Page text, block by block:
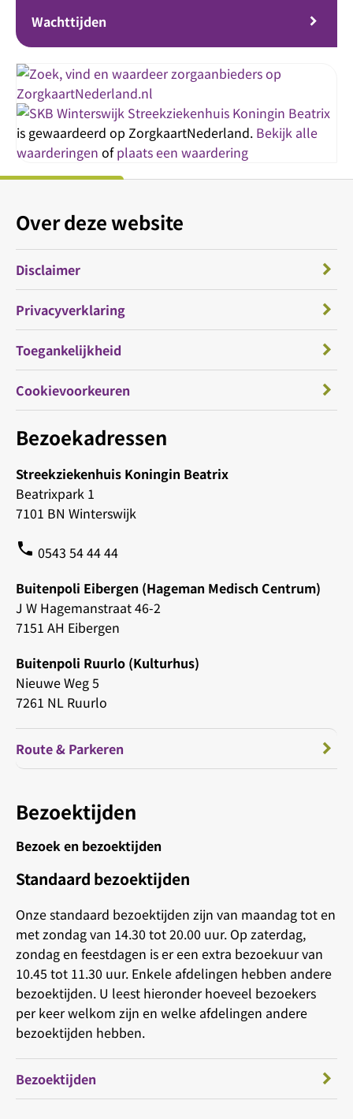
Wachttijden
Streekziekenhuis Koningin Beatrix
is gewaardeerd op ZorgkaartNederland. Bekijk alle
waarderingen ofplaats een waardering
Bezoekadressen
Streekziekenhuis Koningin Beatrix
Beatrixpark 1
7101 BN Winterswijk
phone 0543 54 44 44
Buitenpoli Eibergen (Hageman Medisch Centrum)
J W Hagemanstraat 46-2
7151 AH Eibergen
Buitenpoli Ruurlo (Kulturhus)
Nieuwe Weg 5
7261 NL Ruurlo
Route & Parkeren
Bezoektijden
Bezoek en bezoektijden
Standaard bezoektijden
Onze standaard bezoektijden zijn van maandag tot en
met zondag van 14.30 tot 20.00 uur. Op zaterdag,
zondag en feestdagen is er een extra bezoekuur van
10.45 tot 11.30 uur. Enkele afdelingen hebben andere
bezoektijden. U leest hieronder hoeveel bezoekers
per keer welkom zijn en welke afdelingen andere
bezoektijden hebben.
Bezoektijden
Over deze website
Disclaimer
Privacyverklaring
Toegankelijkheid
Cookievoorkeuren